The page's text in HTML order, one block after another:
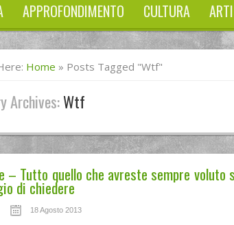
APPROFONDIMENTO CULTURA ARTI
Home » Posts Tagged "wtf"
Archives:Wtf
– Tutto quello che avreste sempre voluto
di chiedere
18 Agosto 2013